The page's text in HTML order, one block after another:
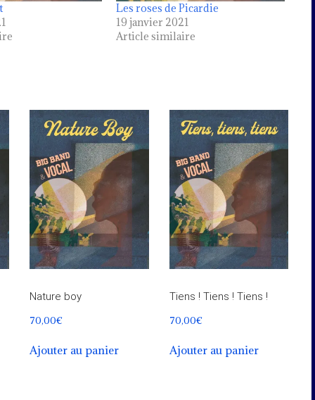
Les roses de Picardie
19 janvier 2021
Article similaire
Nature boy
70,00€
Ajouter au panier
Tiens ! Tiens ! Tiens !
70,00€
Ajouter au panier